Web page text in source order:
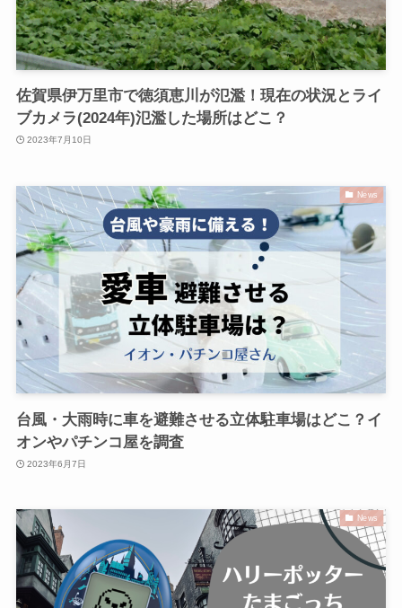
佐賀県伊万里市で徳須恵川が氾濫！現在の状況とライ
ブカメラ(2024年)氾濫した場所はどこ？
2023年7月10日
News
台風・大雨時に車を避難させる立体駐車場はどこ？イ
オンやパチンコ屋を調査
2023年6月7日
News